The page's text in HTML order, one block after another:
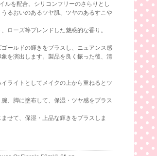
ルを配合。シリコンフリーのさらりとし
るおいのあるツヤ肌、ツヤのあるすこや
ローズ等ブレンドした魅惑的な香り。
ールドの輝きをプラスし、ニュアンス感
を演出します。製品を良く振った後、清
ライトとしてメイクの上から重ねるとツ
、脚に塗布して、保湿・ツヤ感をプラス
せて、保湿・上品な輝きをプラスしま